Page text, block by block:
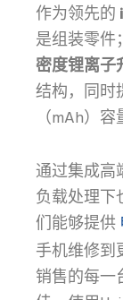
作为领先的
是组装零件
密度锂离子
结构，同时
（mAh）
通过集成高
负载处理下
们能够提供
手机维修到
销售的每一